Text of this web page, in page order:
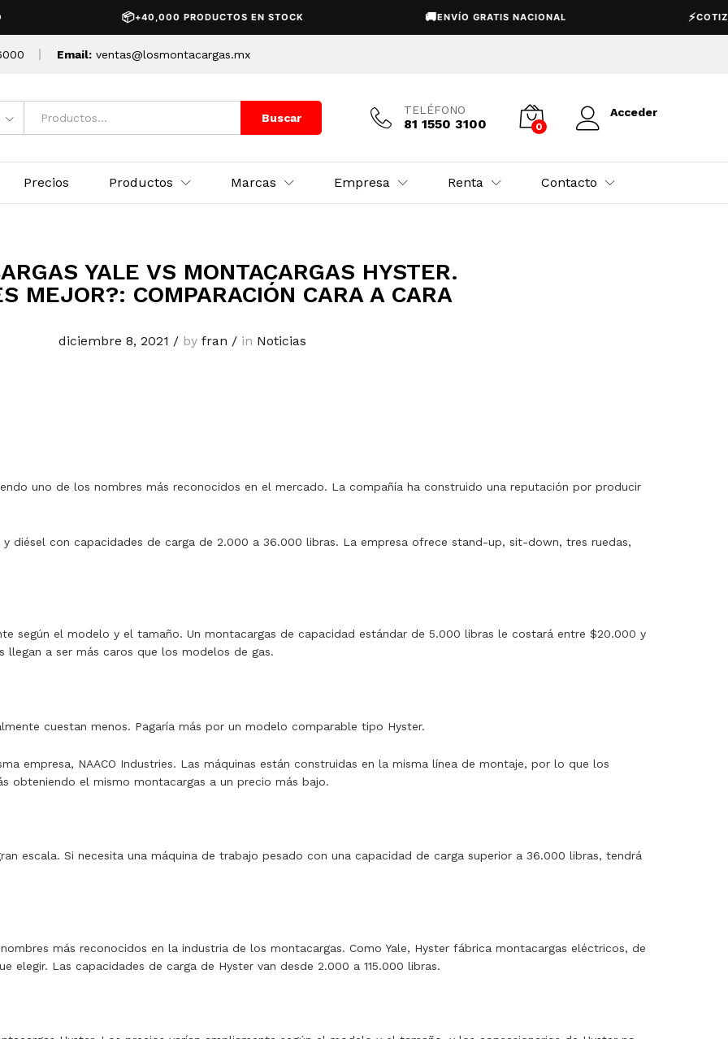
+40,000 PRODUCTOS EN STOCK ENVÍO GRATIS NACIONAL
Email: ventas@losmontacargas.mx
Buscar
TELÉFONO
81 1550 3100 0
Acceder
Precios Productos Marcas Empresa Renta Contacto
YALE VS MONTACARGAS HYSTER.
MEJOR?: COMPARACIÓN CARA A CARA
diciembre 8, 2021 /by fran /in Noticias
uno de los nombres más reconocidos en el mercado. La compañía ha construido una reputación por producir
diésel con capacidades de carga de 2.000 a 36.000 libras. La empresa ofrece stand-up, sit-down, tres ruedas,
según el modelo y el tamaño. Un montacargas de capacidad estándar de 5.000 libras le costará entre $20.000 y
a ser más caros que los modelos de gas.
cuestan menos. Pagaría más por un modelo comparable tipo Hyster.
empresa, NAACO Industries. Las máquinas están construidas en la misma línea de montaje, por lo que los
obteniendo el mismo montacargas a un precio más bajo.
escala. Si necesita una máquina de trabajo pesado con una capacidad de carga superior a 36.000 libras, tendrá
más reconocidos en la industria de los montacargas. Como Yale, Hyster fábrica montacargas eléctricos, de
elegir. Las capacidades de carga de Hyster van desde 2.000 a 115.000 libras.